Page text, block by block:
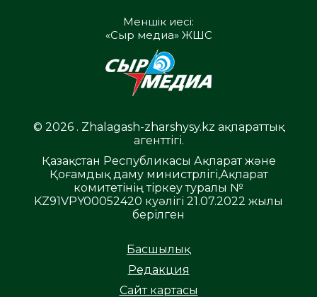
Меншік иесі:
«Сыр медиа» ЖШС
© 2026 . Zhalagash-zharshysy.kz ақпараттық
агенттігі.
Қазақстан Республикасы Ақпарат және
Қоғамдық даму министрлігі,Ақпарат
комитетінің тіркеу туралы №
KZ91VPY00052420 куәлігі 21.07.2022 жылы
берілген
Басшылық
Редакция
Сайт картасы